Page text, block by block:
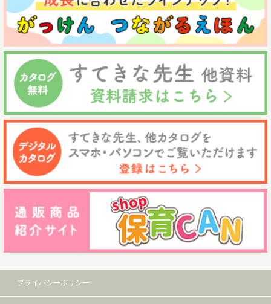
プライバシーポリシー